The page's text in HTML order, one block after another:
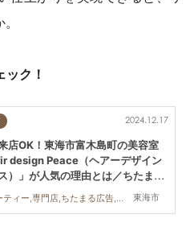
ク！
東海市
2024.12.17
店OK！東海市富木島町の美容室
design Peace（ヘアーデザイン
）」が人気の理由とは／ちたまる
ビューティー,専門店,ちたまる広告,親子,おひとりさま